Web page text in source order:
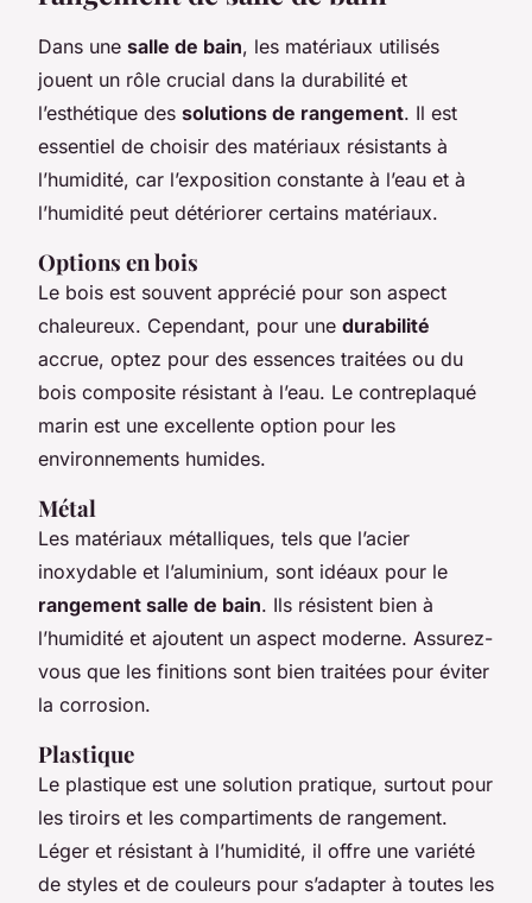
Dans une salle de bain, les matériaux utilisés
jouent un rôle crucial dans la durabilité et
l’esthétique des solutions de rangement. Il est
essentiel de choisir des matériaux résistants à
l’humidité, car l’exposition constante à l’eau et à
l’humidité peut détériorer certains matériaux.
Options en bois
Le bois est souvent apprécié pour son aspect
chaleureux. Cependant, pour une durabilité
accrue, optez pour des essences traitées ou du
bois composite résistant à l’eau. Le contreplaqué
marin est une excellente option pour les
environnements humides.
Métal
Les matériaux métalliques, tels que l’acier
inoxydable et l’aluminium, sont idéaux pour le
rangement salle de bain. Ils résistent bien à
l’humidité et ajoutent un aspect moderne. Assurez-
vous que les finitions sont bien traitées pour éviter
la corrosion.
Plastique
Le plastique est une solution pratique, surtout pour
les tiroirs et les compartiments de rangement.
Léger et résistant à l’humidité, il offre une variété
de styles et de couleurs pour s’adapter à toutes les